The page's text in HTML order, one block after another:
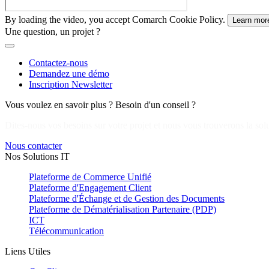
By loading the video, you accept Comarch Cookie Policy. Learn
Une question, un projet ?
Contactez-nous
Demandez une démo
Inscription Newsletter
Vous voulez en savoir plus ? Besoin d'un conseil ?
Nous contacter
Nos Solutions IT
Plateforme de Commerce Unifié
Plateforme d'Engagement Client
Plateforme d'Échange et de Gestion des Documents
Plateforme de Dématérialisation Partenaire (PDP)
ICT
Télécommunication
Liens Utiles